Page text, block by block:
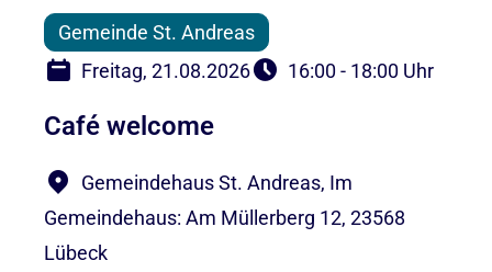
Gemeinde St. Andreas
Freitag, 21.08.2026
16:00 - 18:00 Uhr
Café welcome
Gemeindehaus St. Andreas, Im
Gemeindehaus: Am Müllerberg 12, 23568
Lübeck